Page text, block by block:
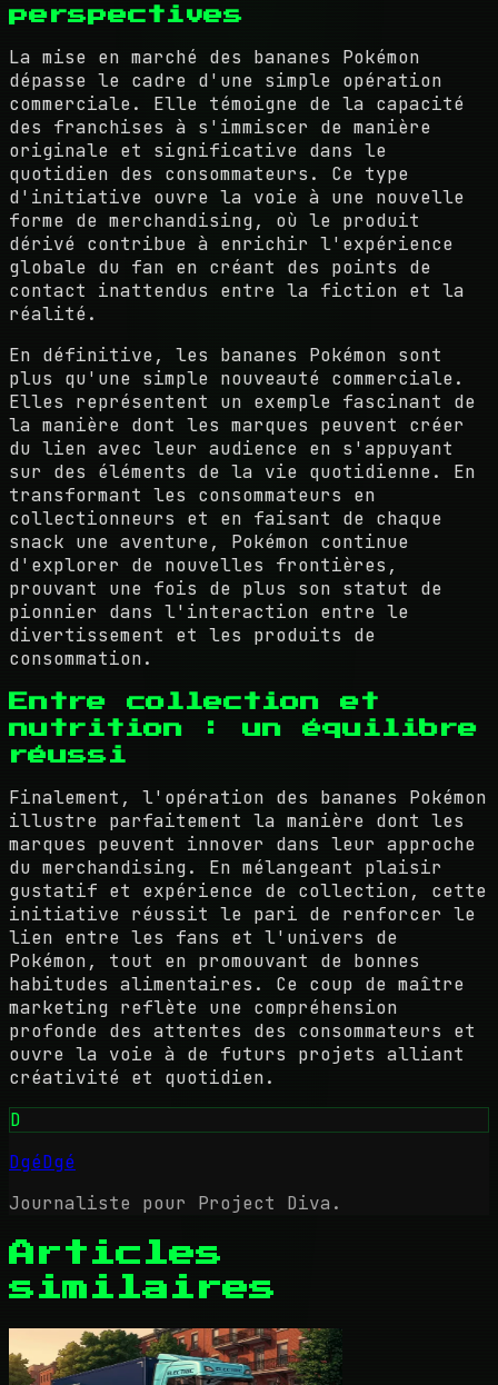
perspectives
La mise en marché des bananes Pokémon
dépasse le cadre d'une simple opération
commerciale. Elle témoigne de la capacité
des franchises à s'immiscer de manière
originale et significative dans le
quotidien des consommateurs. Ce type
d'initiative ouvre la voie à une nouvelle
forme de merchandising, où le produit
dérivé contribue à enrichir l'expérience
globale du fan en créant des points de
contact inattendus entre la fiction et la
réalité.
En définitive, les bananes Pokémon sont
plus qu'une simple nouveauté commerciale.
Elles représentent un exemple fascinant de
la manière dont les marques peuvent créer
du lien avec leur audience en s'appuyant
sur des éléments de la vie quotidienne. En
transformant les consommateurs en
collectionneurs et en faisant de chaque
snack une aventure, Pokémon continue
d'explorer de nouvelles frontières,
prouvant une fois de plus son statut de
pionnier dans l'interaction entre le
divertissement et les produits de
consommation.
Entre collection et
nutrition : un équilibre
réussi
Finalement, l'opération des bananes Pokémon
illustre parfaitement la manière dont les
marques peuvent innover dans leur approche
du merchandising. En mélangeant plaisir
gustatif et expérience de collection, cette
initiative réussit le pari de renforcer le
lien entre les fans et l'univers de
Pokémon, tout en promouvant de bonnes
habitudes alimentaires. Ce coup de maître
marketing reflète une compréhension
profonde des attentes des consommateurs et
ouvre la voie à de futurs projets alliant
créativité et quotidien.
D
DgéDgé
Journaliste pour Project Diva.
Articles
similaires